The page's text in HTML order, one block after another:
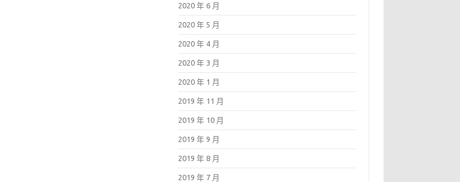
2020 年 6 月
2020 年 5 月
2020 年 4 月
2020 年 3 月
2020 年 1 月
2019 年 11 月
2019 年 10 月
2019 年 9 月
2019 年 8 月
2019 年 7 月